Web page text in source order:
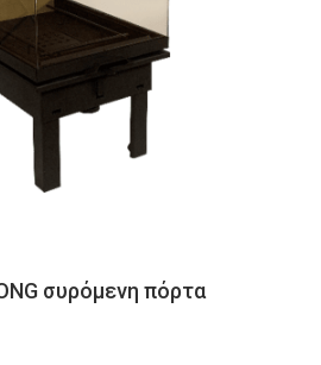
συρόμενη πόρτα